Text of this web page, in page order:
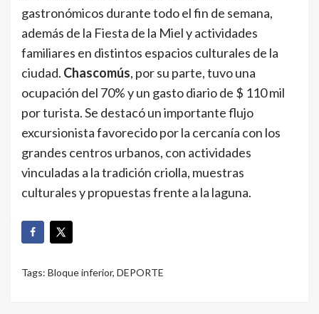
gastronómicos durante todo el fin de semana,
además de la Fiesta de la Miel y actividades
familiares en distintos espacios culturales de la
ciudad. Chascomús, por su parte, tuvo una
ocupación del 70% y un gasto diario de $ 110 mil
por turista. Se destacó un importante flujo
excursionista favorecido por la cercanía con los
grandes centros urbanos, con actividades
vinculadas a la tradición criolla, muestras
culturales y propuestas frente a la laguna.
Tags: Bloque inferior, DEPORTE